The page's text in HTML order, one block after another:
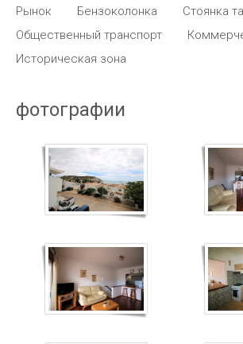
Рынок Бензоколонка
Стоянка
Общественный транспорт
Историческая зона
фотографии